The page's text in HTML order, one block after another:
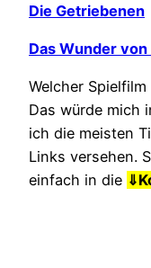
Die Getriebenen
Das Wunder
Welcher
Das würde mich
ich die meisten
Links versehen.
einfach in die ⇓